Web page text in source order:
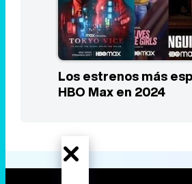
Los estrenos más
HBO Max en 2024